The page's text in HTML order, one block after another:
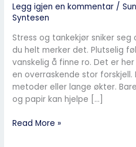
Legg igjen en kommentar /
Syntesen
Stress og tankekjør sniker
du helt merker det. Plutselig
vanskelig å finne ro. Det er
en overraskende stor
metoder eller lange økter.
og papir kan hjelpe […]
Read More »